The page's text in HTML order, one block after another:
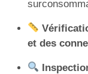
et des